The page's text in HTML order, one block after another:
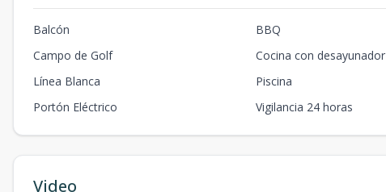
Balcón BBQ
Campo de Golf
Cocina con desayunador
Línea Blanca
Piscina
Portón Eléctrico
Vigilancia 24 horas
Video